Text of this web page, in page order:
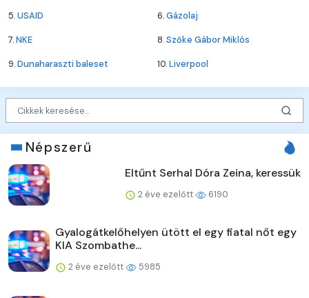
5.USAID 6.Gázolaj
7.NKE 8.Szőke Gábor Miklós
9.Dunaharaszti baleset 10.Liverpool
Népszerű
Eltűnt Serhal Dóra Zeina, keressük
2 éve ezelőtt 6190
Gyalogátkelőhelyen ütött el egy fiatal nőt egy
KIA Szombathe...
2 éve ezelőtt 5985